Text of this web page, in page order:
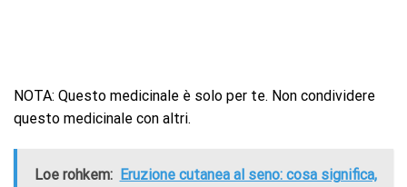
NOTA: Questo medicinale è solo per te. Non condividere
questo medicinale con altri.
Loe rohkem: Eruzione cutanea al seno: cosa significa,